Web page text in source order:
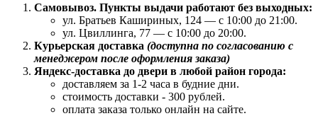
Самовывоз. Пункты выдачи работают без выходных:
ул. Братьев Кашириных, 124 — с 10:00 до 21:00.
ул. Цвиллинга, 77 — с 10:00 до 20:00.
Курьерская доставка (доступна по согласованию с
менеджером после оформления заказа)
Яндекс-доставка до двери в любой район города:
доставляем за 1-2 часа в будние дни.
стоимость доставки - 300 рублей.
оплата заказа только онлайн на сайте.